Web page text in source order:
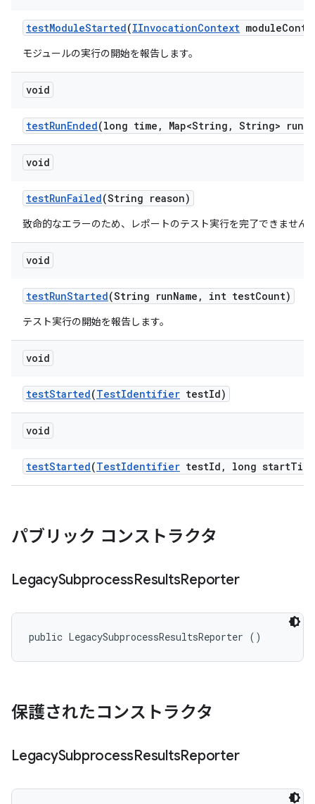
testModuleStarted(IInvocationContext module
モジュールの実行の開始を報告します。
void
testRunEnded(long time , Map<String , String> run
void
testRunFailed(String reason)
致命的なエラーのため、レポートのテスト実行を完了できません
void
testRunStarted(String runName , int testCount)
テスト実行の開始を報告します。
void
testStarted(TestIdentifier testId)
void
testStarted(TestIdentifier testId , long start
パブリック コンストラクタ
LegacySubprocessResultsReporter
public LegacySubprocessResultsReporter ()
保護されたコンストラクタ
LegacySubprocessResultsReporter